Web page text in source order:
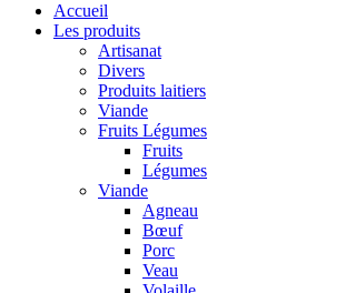
Accueil
Les produits
Artisanat
Divers
Produits laitiers
Viande
Fruits Légumes
Fruits
Légumes
Viande
Agneau
Bœuf
Porc
Veau